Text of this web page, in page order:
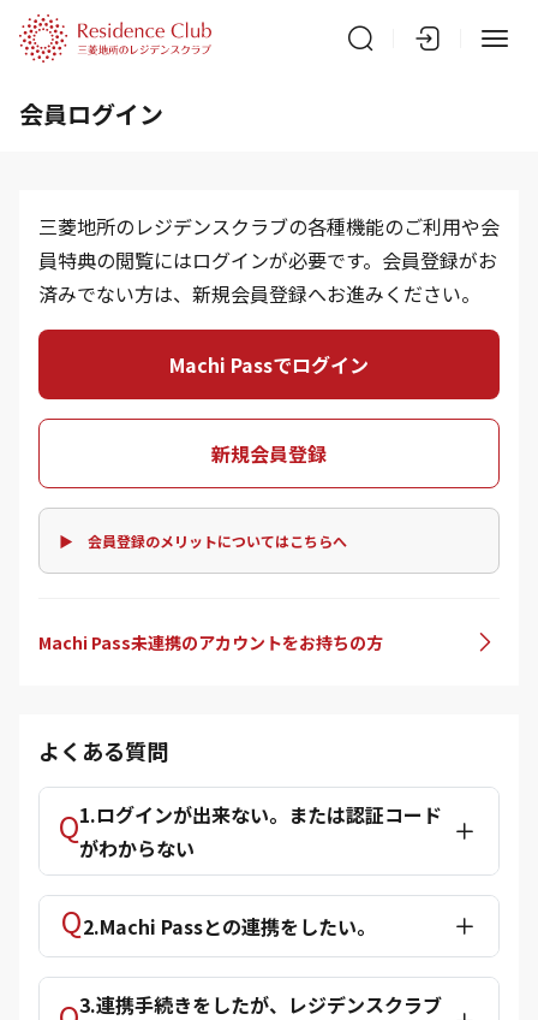
会員ログイン
三菱地所のレジデンスクラブの各種機能のご利用や会
員特典の閲覧にはログインが必要です。会員登録がお
済みでない方は、新規会員登録へお進みください。
Machi Passでログイン
新規会員登録
▶ 会員登録のメリットについてはこちらへ
Machi Pass未連携のアカウントをお持ちの方
よくある質問
1.ログインが出来ない。または認証コード
がわからない
2.Machi Passとの連携をしたい。
3.連携手続きをしたが、レジデンスクラブ